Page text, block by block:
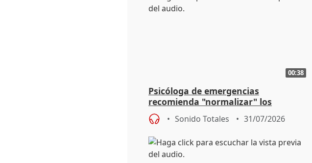
00:38
Psicóloga de emergencias
recomienda "normalizar" los
síntomas tras sufrir un incendio
Sonido Totales 31/07/2026